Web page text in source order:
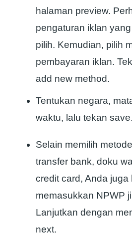
halaman preview.
pengaturan iklan
pilih. Kemudian, pilih
pembayaran iklan.
add new method.
Tentukan negara,
waktu, lalu tekan save.
Selain memilih
transfer bank, doku
credit card, Anda juga
memasukkan NPWP
Lanjutkan dengan
next.